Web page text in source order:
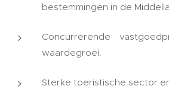
bestemmingen in de
Concurrerende
waardegroei.
Sterke toeristische sector